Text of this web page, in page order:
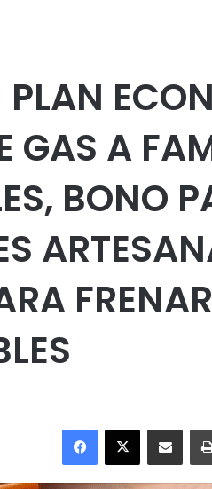
PLAN
GAS A
BONO
Facebook
X Enviar vía email